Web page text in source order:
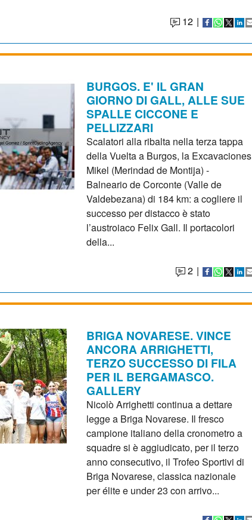
12 |
BURGOS. E' IL GRAN
GIORNO DI GALL, ALLE SUE
SPALLE CICCONE E
PELLIZZARI
Scalatori alla ribalta nella terza tappa
della Vuelta a Burgos, la Excavaciones
Mikel (Merindad de Montija) -
Balneario de Corconte (Valle de
Valdebezana) di 184 km: a cogliere il
successo per distacco è stato
l’austroiaco Felix Gall. Il portacolori
della...
2 |
BRIGA NOVARESE. VINCE
ANCORA ARRIGHETTI,
TERZO SUCCESSO DI FILA
PER IL BERGAMASCO.
GALLERY
Nicolò Arrighetti continua a dettare
legge a Briga Novarese. Il fresco
campione italiano della cronometro a
squadre si è aggiudicato, per il terzo
anno consecutivo, il Trofeo Sportivi di
Briga Novarese, classica nazionale
per élite e under 23 con arrivo...